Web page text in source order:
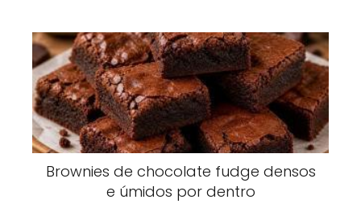
Brownies de chocolate fudge densos
e úmidos por dentro